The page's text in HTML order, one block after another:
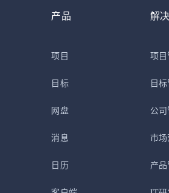
产品
项目
目标
网盘
消息
日历
解
项目
目
公司
市场
产品